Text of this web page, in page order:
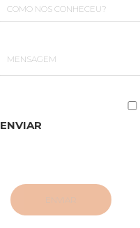
ENVIAR
ENVIAR